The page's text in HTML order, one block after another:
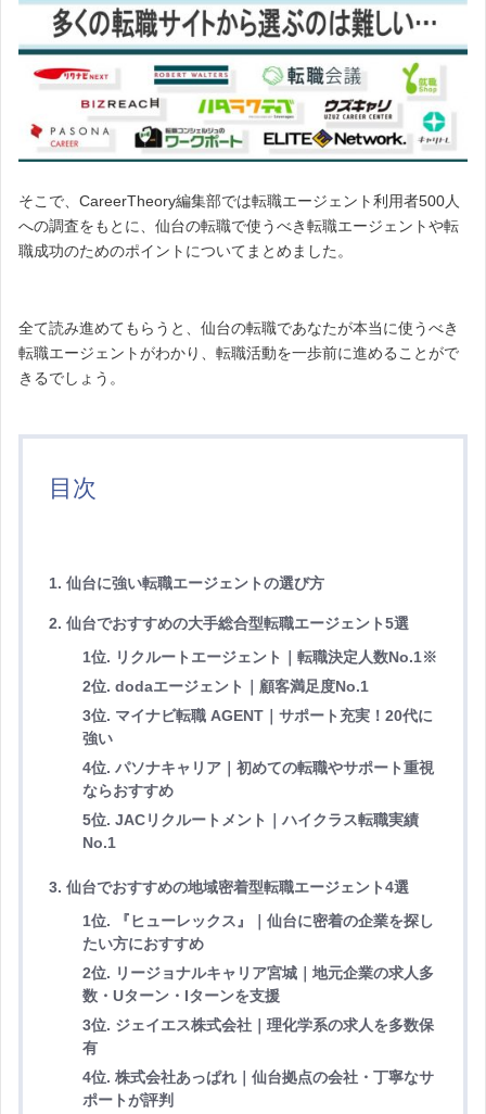
そこで、CareerTheory編集部では転職エージェント利用者500人
への調査をもとに、仙台の転職で使うべき転職エージェントや転
職成功のためのポイントについてまとめました。
全て読み進めてもらうと、仙台の転職であなたが本当に使うべき
転職エージェントがわかり、転職活動を一歩前に進めることがで
きるでしょう。
目次
1. 仙台に強い転職エージェントの選び方
2. 仙台でおすすめの大手総合型転職エージェント5選
1位. リクルートエージェント｜転職決定人数No.1※
2位. dodaエージェント｜顧客満足度No.1
3位. マイナビ転職 AGENT｜サポート充実！20代に
強い
4位. パソナキャリア｜初めての転職やサポート重視
ならおすすめ
5位. JACリクルートメント｜ハイクラス転職実績
No.1
3. 仙台でおすすめの地域密着型転職エージェント4選
1位. 『ヒューレックス』｜仙台に密着の企業を探し
たい方におすすめ
2位. リージョナルキャリア宮城｜地元企業の求人多
数・Uターン・Iターンを支援
3位. ジェイエス株式会社｜理化学系の求人を多数保
有
4位. 株式会社あっぱれ｜仙台拠点の会社・丁寧なサ
ポートが評判